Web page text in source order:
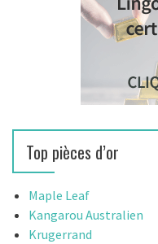
Top pièces d’or
Maple Leaf
Kangarou Australien
Krugerrand